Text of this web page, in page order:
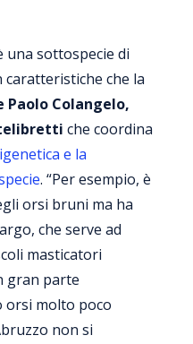
una sottospecie di
che la
Paolo Colangelo,
che coordina
e la
. “Per esempio, è
orsi bruni ma ha
che serve ad
masticatori
gran parte
orsi molto poco
non si